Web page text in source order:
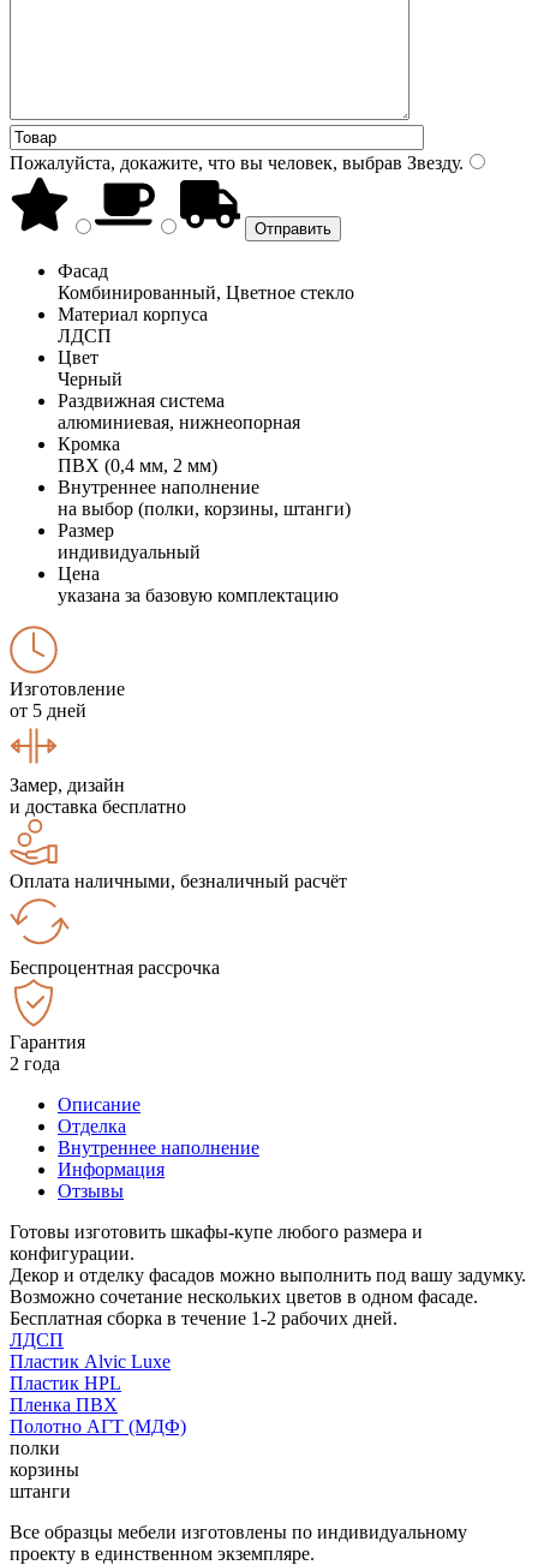
Пожалуйста, докажите, что вы человек, выбрав Звезду.
Фасад
Комбинированный, Цветное стекло
Материал корпуса
ЛДСП
Цвет
Черный
Раздвижная система
алюминиевая, нижнеопорная
Кромка
ПВХ (0,4 мм, 2 мм)
Внутреннее наполнение
на выбор (полки, корзины, штанги)
Размер
индивидуальный
Цена
указана за базовую комплектацию
Изготовление
от 5 дней
Замер, дизайн
и доставка бесплатно
Оплата наличными, безналичный расчёт
Беспроцентная рассрочка
Гарантия
2 года
Описание
Отделка
Внутреннее наполнение
Информация
Отзывы
Готовы изготовить шкафы-купе любого размера и
конфигурации.
Декор и отделку фасадов можно выполнить под вашу задумку.
Возможно сочетание нескольких цветов в одном фасаде.
Бесплатная сборка в течение 1-2 рабочих дней.
ЛДСП
Пластик Alvic Luxe
Пластик HPL
Пленка ПВХ
Полотно АГТ (МДФ)
полки
корзины
штанги
Все образцы мебели изготовлены по индивидуальному
проекту в единственном экземпляре.